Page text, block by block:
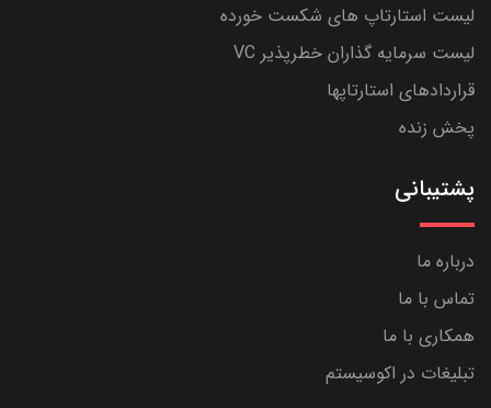
لیست استارتاپ های شکست خورده
لیست سرمایه گذاران خطرپذیر VC
قراردادهای استارتاپها
پخش زنده
پشتیبانی
درباره ما
تماس با ما
همکاری با ما
تبلیغات در اکوسیستم